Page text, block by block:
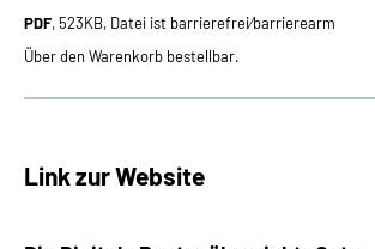
PDF, 523KB, Datei ist barrierefrei⁄barrierearm
Über den Warenkorb bestellbar.
Link zur Website